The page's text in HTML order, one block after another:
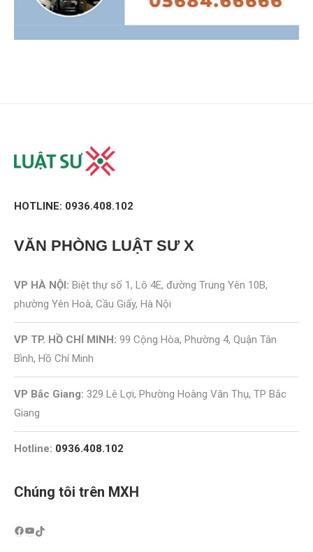
HOTLINE: 0936.408.102
VĂN PHÒNG LUẬT SƯ X
VP HÀ NỘI: Biệt thự số 1, Lô 4E, đường Trung Yên 10B,
phường Yên Hoà, Cầu Giấy, Hà Nội
VP TP. HỒ CHÍ MINH: 99 Cộng Hòa, Phường 4, Quận Tân
Bình, Hồ Chí Minh
VP Bắc Giang: 329 Lê Lợi, Phường Hoàng Văn Thụ, TP Bắc
Giang
Hotline: 0936.408.102
Chúng tôi trên MXH